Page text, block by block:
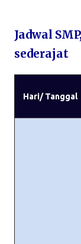
Jadwal
sederajat
Hari/ Tanggal